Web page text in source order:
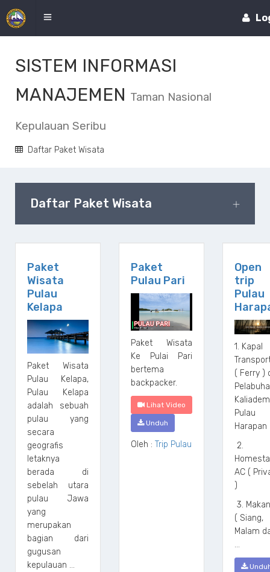
SISTEM INFORMASI
MANAJEMEN Taman Nasional
Kepulauan Seribu
Daftar Paket Wisata
Daftar Paket Wisata
Paket
Wisata
Pulau
Kelapa
Paket Wisata
Pulau Kelapa,
Pulau Kelapa
adalah sebuah
pulau yang
secara
geografis
letaknya
berada di
sebelah utara
pulau Jawa
yang
merupakan
bagian dari
gugusan
kepulauan ...
Paket
Pulau Pari
Paket Wisata
Ke Pulai Pari
bertema
backpacker.
Lihat Video
Unduh
Oleh : Trip Pulau
Open
trip
Pulau
1. Kapal
( Ferry )
Pulau
Harapan
2.
AC (
)
3.
( Siang,
Malam
...